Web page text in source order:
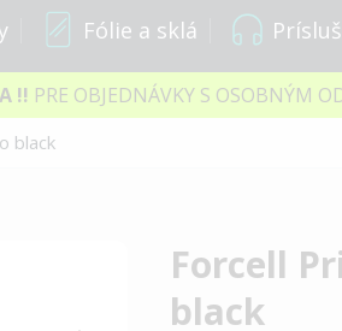
Fólie a sklá
!! PRE OBJEDNÁVKY S OSOBNÝM
black
Forcell
black